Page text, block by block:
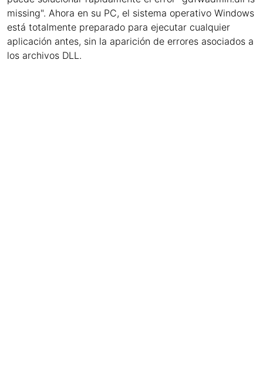
missing". Ahora en su PC, el sistema operativo Windows
está totalmente preparado para ejecutar cualquier
aplicación antes, sin la aparición de errores asociados a
los archivos DLL.